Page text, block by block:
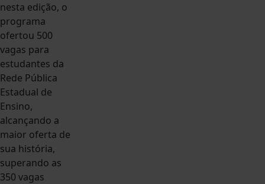
nesta edição, o
programa
ofertou 500
vagas para
estudantes da
Rede Pública
Estadual de
Ensino,
alcançando a
maior oferta de
sua história,
superando as
350 vagas